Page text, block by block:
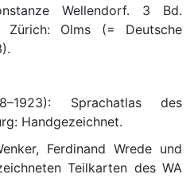
Wellendorf. 3 Bd.
Zürich: Olms (= Deutsche
Sprachatlas des
Handgezeichnet.
Ferdinand Wrede und
Teilkarten des WA